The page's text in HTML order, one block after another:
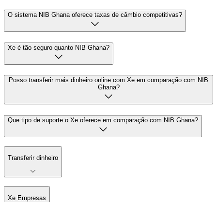
O sistema NIB Ghana oferece taxas de câmbio competitivas?
Xe é tão seguro quanto NIB Ghana?
Posso transferir mais dinheiro online com Xe em comparação com NIB
Ghana?
Que tipo de suporte o Xe oferece em comparação com NIB Ghana?
Transferir dinheiro
Xe Empresas